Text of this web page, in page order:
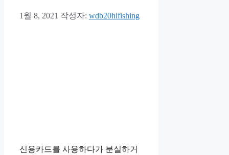
1월 8, 2021 작성자: wdb20hifishing
신용카드를 사용하다가 분실하거